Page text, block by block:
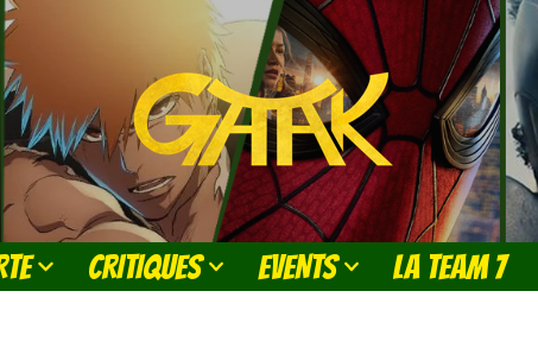
CRITIQUES EVENTS LA TEAM 7